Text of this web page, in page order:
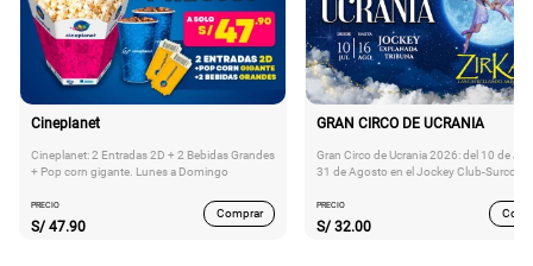
Cineplanet
Cineplanet: 2 Entradas 2D + 2 Bebidas Grandes
+ Pop corn gigante. Lunes a Domingo
PRECIO
S/ 47.90
Comprar
GRAN CIRCO DE UCRANIA
Gran Circo de Ucrania 2026: del 10 de
31 de Agosto en el Jockey Club-Surco
PRECIO
S/ 32.00